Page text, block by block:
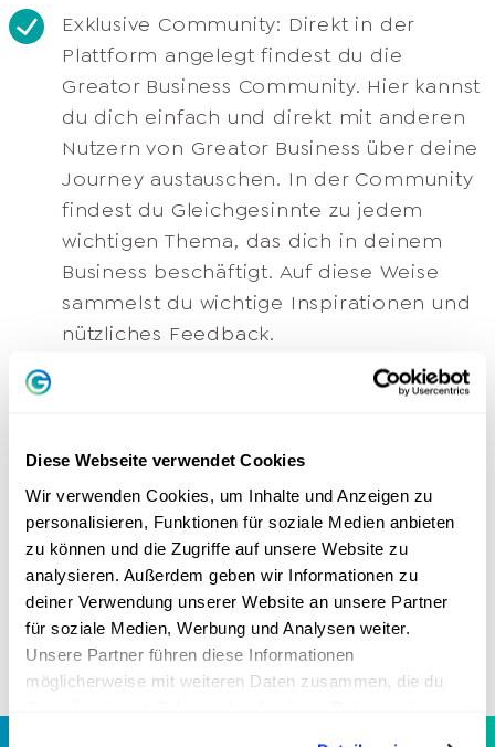
Diese Webseite verwendet Cookies
Wir verwenden Cookies, um Inhalte und Anzeigen zu
personalisieren, Funktionen für soziale Medien anbieten
zu können und die Zugriffe auf unsere Website zu
analysieren. Außerdem geben wir Informationen zu
deiner Verwendung unserer Website an unsere Partner
für soziale Medien, Werbung und Analysen weiter.
Unsere Partner führen diese Informationen
möglicherweise mit weiteren Daten zusammen, die du
Exklusive Community: Direkt in der
Plattform angelegt findest du die
Greator Business Community. Hier kannst
du dich einfach und direkt mit anderen
Nutzern von Greator Business über deine
Journey austauschen. In der Community
findest du Gleichgesinnte zu jedem
wichtigen Thema, das dich in deinem
Business beschäftigt. Auf diese Weise
sammelst du wichtige Inspirationen und
nützliches Feedback.​
Tägliche Business-Inspiration: Täglich
von Greator Gründer Dr. Stefan Frädrich,
die dir einen neuen Denkanstoß, eine
weitere Perspektive oder einen ganz
konkreten Tipp zu verschiedenen
Business-Themen gibt. Darunter wirst du
auch viele Anekdoten und Erfahrungen
aus seinem Leben finden.​